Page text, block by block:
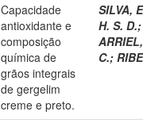
Capacidade
antioxidante e
composição
química de
grãos integrais
de gergelim
creme e preto.
SILVA,
H. S. D.;
C.;